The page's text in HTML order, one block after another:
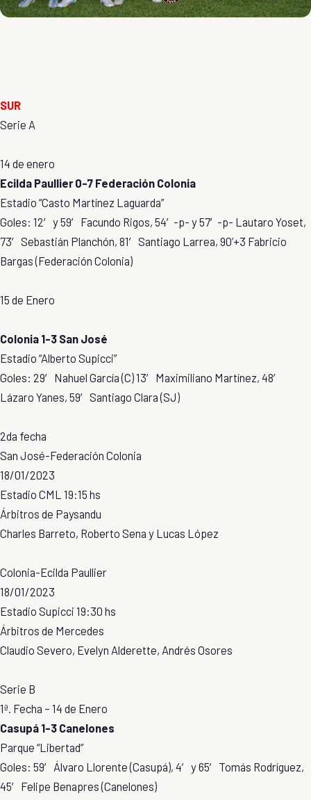
SUR
Serie A
14 de enero
Ecilda Paullier 0-7 Federación Colonia
Estadio “Casto Martínez Laguarda”
Goles: 12′ y 59′ Facundo Rigos, 54′-p- y 57′-p- Lautaro Yoset,
73′ Sebastián Planchón, 81′ Santiago Larrea, 90’+3 Fabricio
Bargas (Federación Colonia)
15 de Enero
Colonia 1-3 San José
Estadio “Alberto Supicci”
Goles: 29′ Nahuel García (C) 13′ Maximiliano Martínez, 48′
Lázaro Yanes, 59′ Santiago Clara (SJ)
2da fecha
San José-Federación Colonia
18/01/2023
Estadio CML 19:15 hs
Árbitros de Paysandu
Charles Barreto, Roberto Sena y Lucas López
Colonia-Ecilda Paullier
18/01/2023
Estadio Supicci 19:30 hs
Árbitros de Mercedes
Claudio Severo, Evelyn Alderette, Andrés Osores
Serie B
1ª. Fecha – 14 de Enero
Casupá 1-3 Canelones
Parque “Libertad”
Goles: 59′ Álvaro Llorente (Casupá), 4′ y 65′ Tomás Rodríguez,
45′ Felipe Benapres (Canelones)